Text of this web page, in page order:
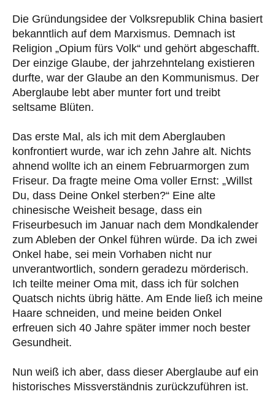
Die Gründungsidee der Volksrepublik China basiert
bekanntlich auf dem Marxismus. Demnach ist
Religion „Opium fürs Volk“ und gehört abgeschafft.
Der einzige Glaube, der jahrzehntelang existieren
durfte, war der Glaube an den Kommunismus. Der
Aberglaube lebt aber munter fort und treibt
seltsame Blüten.
Das erste Mal, als ich mit dem Aberglauben
konfrontiert wurde, war ich zehn Jahre alt. Nichts
ahnend wollte ich an einem Februarmorgen zum
Friseur. Da fragte meine Oma voller Ernst: „Willst
Du, dass Deine Onkel sterben?“ Eine alte
chinesische Weisheit besage, dass ein
Friseurbesuch im Januar nach dem Mondkalender
zum Ableben der Onkel führen würde. Da ich zwei
Onkel habe, sei mein Vorhaben nicht nur
unverantwortlich, sondern geradezu mörderisch.
Ich teilte meiner Oma mit, dass ich für solchen
Quatsch nichts übrig hätte. Am Ende ließ ich meine
Haare schneiden, und meine beiden Onkel
erfreuen sich 40 Jahre später immer noch bester
Gesundheit.
Nun weiß ich aber, dass dieser Aberglaube auf ein
historisches Missverständnis zurückzuführen ist.